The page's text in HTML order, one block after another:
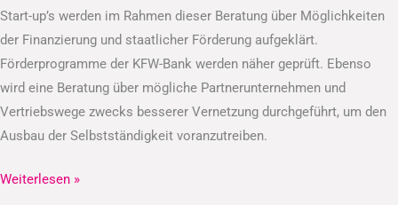
Start-up’s werden im Rahmen dieser Beratung über Möglichkeiten
der Finanzierung und staatlicher Förderung aufgeklärt.
Förderprogramme der KFW-Bank werden näher geprüft. Ebenso
wird eine Beratung über mögliche Partnerunternehmen und
Vertriebswege zwecks besserer Vernetzung durchgeführt, um den
Ausbau der Selbstständigkeit voranzutreiben.
Weiterlesen »